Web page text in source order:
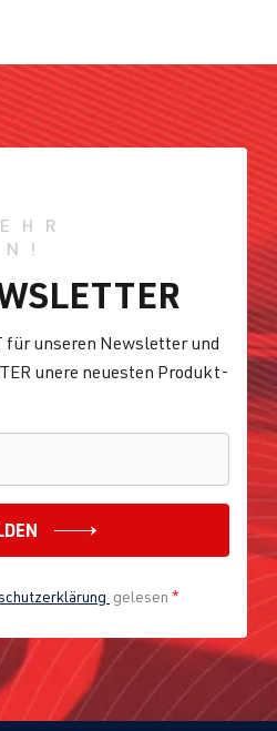
für unseren Newsletter und
unere neuesten Produkt-
gelesen *